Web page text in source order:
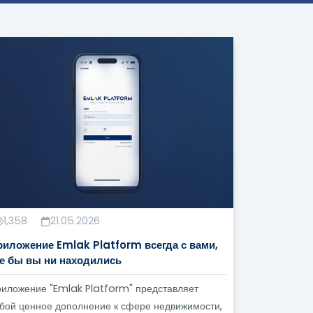
привлекательных презентационных
которую вы ищете, с требуемыми
и постоянное их обновление по
Для Компаний По
1,358 21.05.2026
Emlak Platform всегда с вами,
бы вы ни находились
"Emlak Platform" представляет
ценное дополнение к сфере недвижимости,